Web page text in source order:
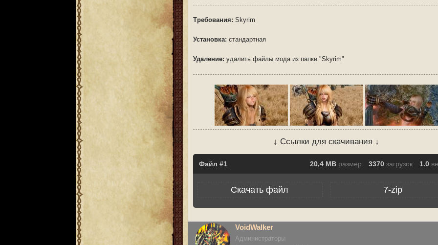
Требования: Skyrim
Установка: стандартная
Удаление: удалить файлы мода из папки "Skyrim"
↓ Ссылки для скачивания ↓
Файл 20,4 MB размер 3370 загрузок 1.0
Скачать файл 7-zip
VoidWalker
Администраторы